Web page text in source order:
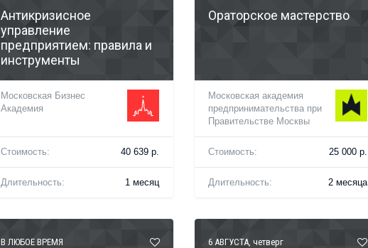
Антикризисное
управление
предприятием: правила и
инструменты
Московская Бизнес
Академия
Стоимость: 40 639 р.
Длительность: 1 месяц
Ораторское мастерство
Московская академия
предпринимательства при
Правительстве Москвы
Стоимость: 25 000 р.
Длительность: 2 месяца
В ЛЮБОЕ ВРЕМЯ 6 АВГУСТА , четверг